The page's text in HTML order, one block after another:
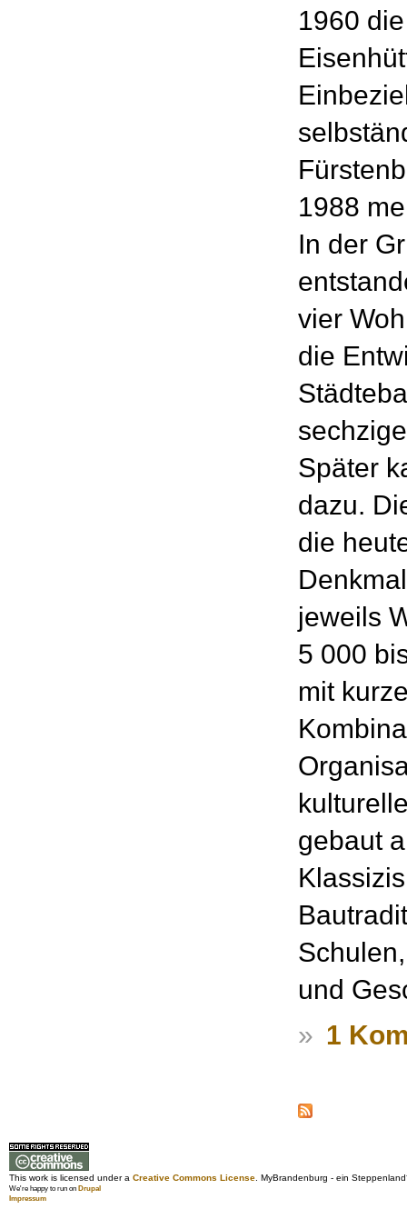
1960
1988
In der
vier
die
Später
dazu.
die
jeweils
5 000
mit
gebaut
und
» 1
This work is licensed under a Creative Commons License. MyBrandenburg - ein
We're happy to run on Drupal
Impressum